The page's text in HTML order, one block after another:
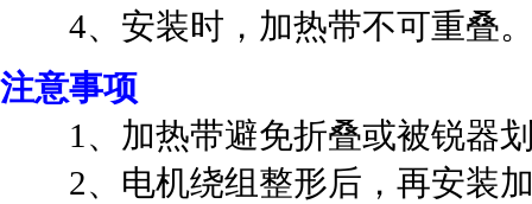
4、安装时，加热带不可重叠
注意事项
1、加热带避免折叠或被锐器
2、电机绕组整形后，再安装